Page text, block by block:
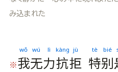
み込まれた
※我
wǒ
无
wú
力
lì
抗
kàng
拒
jù
特
tè
别
bié